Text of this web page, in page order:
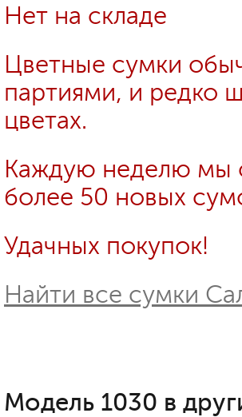
Нет на складе
Цветные сумки
партиями, и редко
цветах.
Каждую неделю мы
более 50 новых
Удачных покупок!
Найти все сумки
Модель 1030 в